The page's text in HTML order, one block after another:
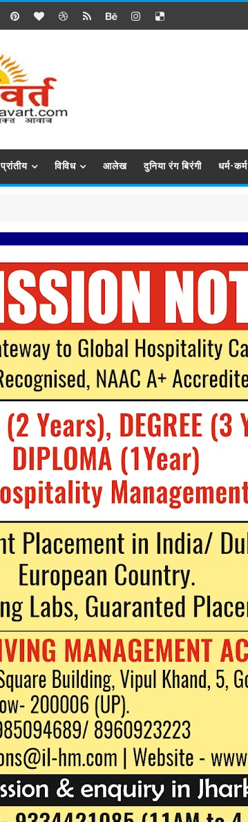
प्रांतीय विविध आलेख दुनिया रंग बिरंगी धर्म-कर्म